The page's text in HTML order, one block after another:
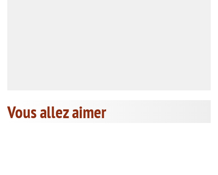
Vous allez aimer